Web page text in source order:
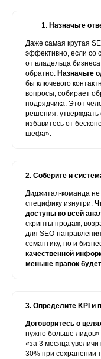
Назначьте
Даже самая крутая
эффективно, если со
от владельца
обратно. Назначьте
бы ключевого
вопросы, собирает
подрядчика. Этот
решения: утверждать
избавитесь от
шефа».
2. Соберите и
Диджитал-команда
специфику изнутри.
доступы ко всей
скрипты продаж,
для SEO-
семантику, но и
качественной
меньше правок
3. Определите KPI и
Договоритесь о
нужно больше лидов»
«за 3 месяца
30% при сохранении